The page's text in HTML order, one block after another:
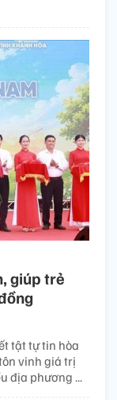
giúp trẻ
tật tự tin hòa
vinh giá trị
địa phương ...